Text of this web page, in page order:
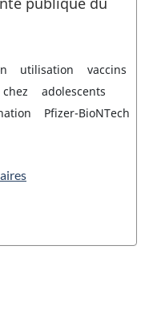
utilisation
vaccins
chez
adolescents
Pfizer-BioNTech